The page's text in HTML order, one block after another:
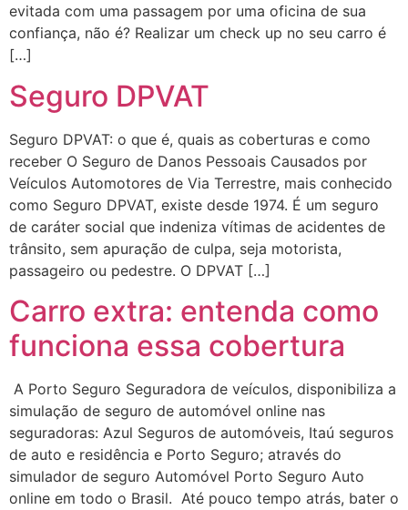
evitada com uma passagem por uma oficina de sua
confiança, não é? Realizar um check up no seu carro é
[…]
Seguro DPVAT
Seguro DPVAT: o que é, quais as coberturas e como
receber O Seguro de Danos Pessoais Causados por
Veículos Automotores de Via Terrestre, mais conhecido
como Seguro DPVAT, existe desde 1974. É um seguro
de caráter social que indeniza vítimas de acidentes de
trânsito, sem apuração de culpa, seja motorista,
passageiro ou pedestre. O DPVAT […]
Carro extra: entenda como
funciona essa cobertura
A Porto Seguro Seguradora de veículos, disponibiliza a
simulação de seguro de automóvel online nas
seguradoras: Azul Seguros de automóveis, Itaú seguros
de auto e residência e Porto Seguro; através do
simulador de seguro Automóvel Porto Seguro Auto
online em todo o Brasil. Até pouco tempo atrás, bater o